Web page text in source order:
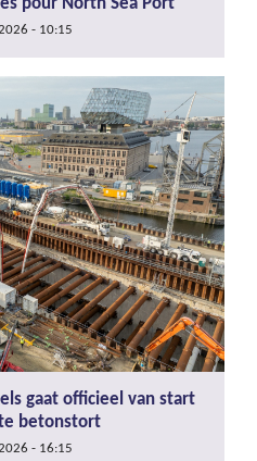
pour North Sea Port
- 10:15
gaat officieel van start
betonstort
- 16:15